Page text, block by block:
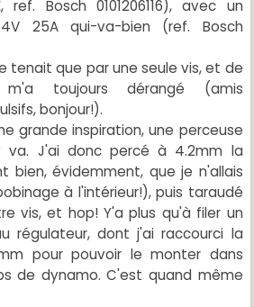
ref. Bosch 0101206116), avec un
25A qui-va-bien (ref. Bosch
tenait que par une seule vis, et de
toujours dérangé (amis
bonjour!).
grande inspiration, une perceuse
J'ai donc percé à 4.2mm la
bien, évidemment, que je n'allais
à l'intérieur!), puis taraudé
vis, et hop! Y'a plus qu'à filer un
régulateur, dont j'ai raccourci la
pour pouvoir le monter dans
de dynamo. C'est quand même